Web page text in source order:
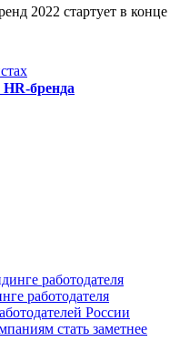
2022 стартует в конце
бренда
работодателя